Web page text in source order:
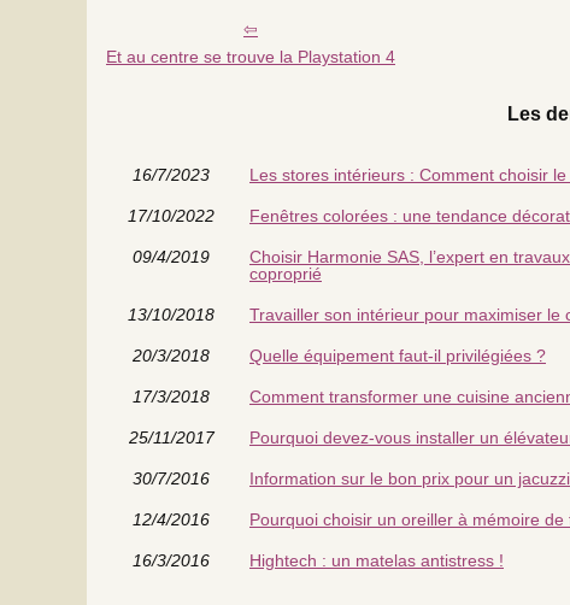
Et au centre se trouve la Playstation 4
Les
16/7/2023 Les stores intérieurs : Comment choisir
17/10/2022 Fenêtres colorées : une tendance
09/4/2019
Choisir Harmonie SAS, l’expert en
coproprié
13/10/2018 Travailler son intérieur pour maximiser le
20/3/2018 Quelle équipement faut-il privilégiées ?
17/3/2018 Comment transformer une cuisine
25/11/2017 Pourquoi devez-vous installer un
30/7/2016 Information sur le bon prix pour un jacuzzi
12/4/2016 Pourquoi choisir un oreiller à mémoire de
16/3/2016 Hightech : un matelas antistress !